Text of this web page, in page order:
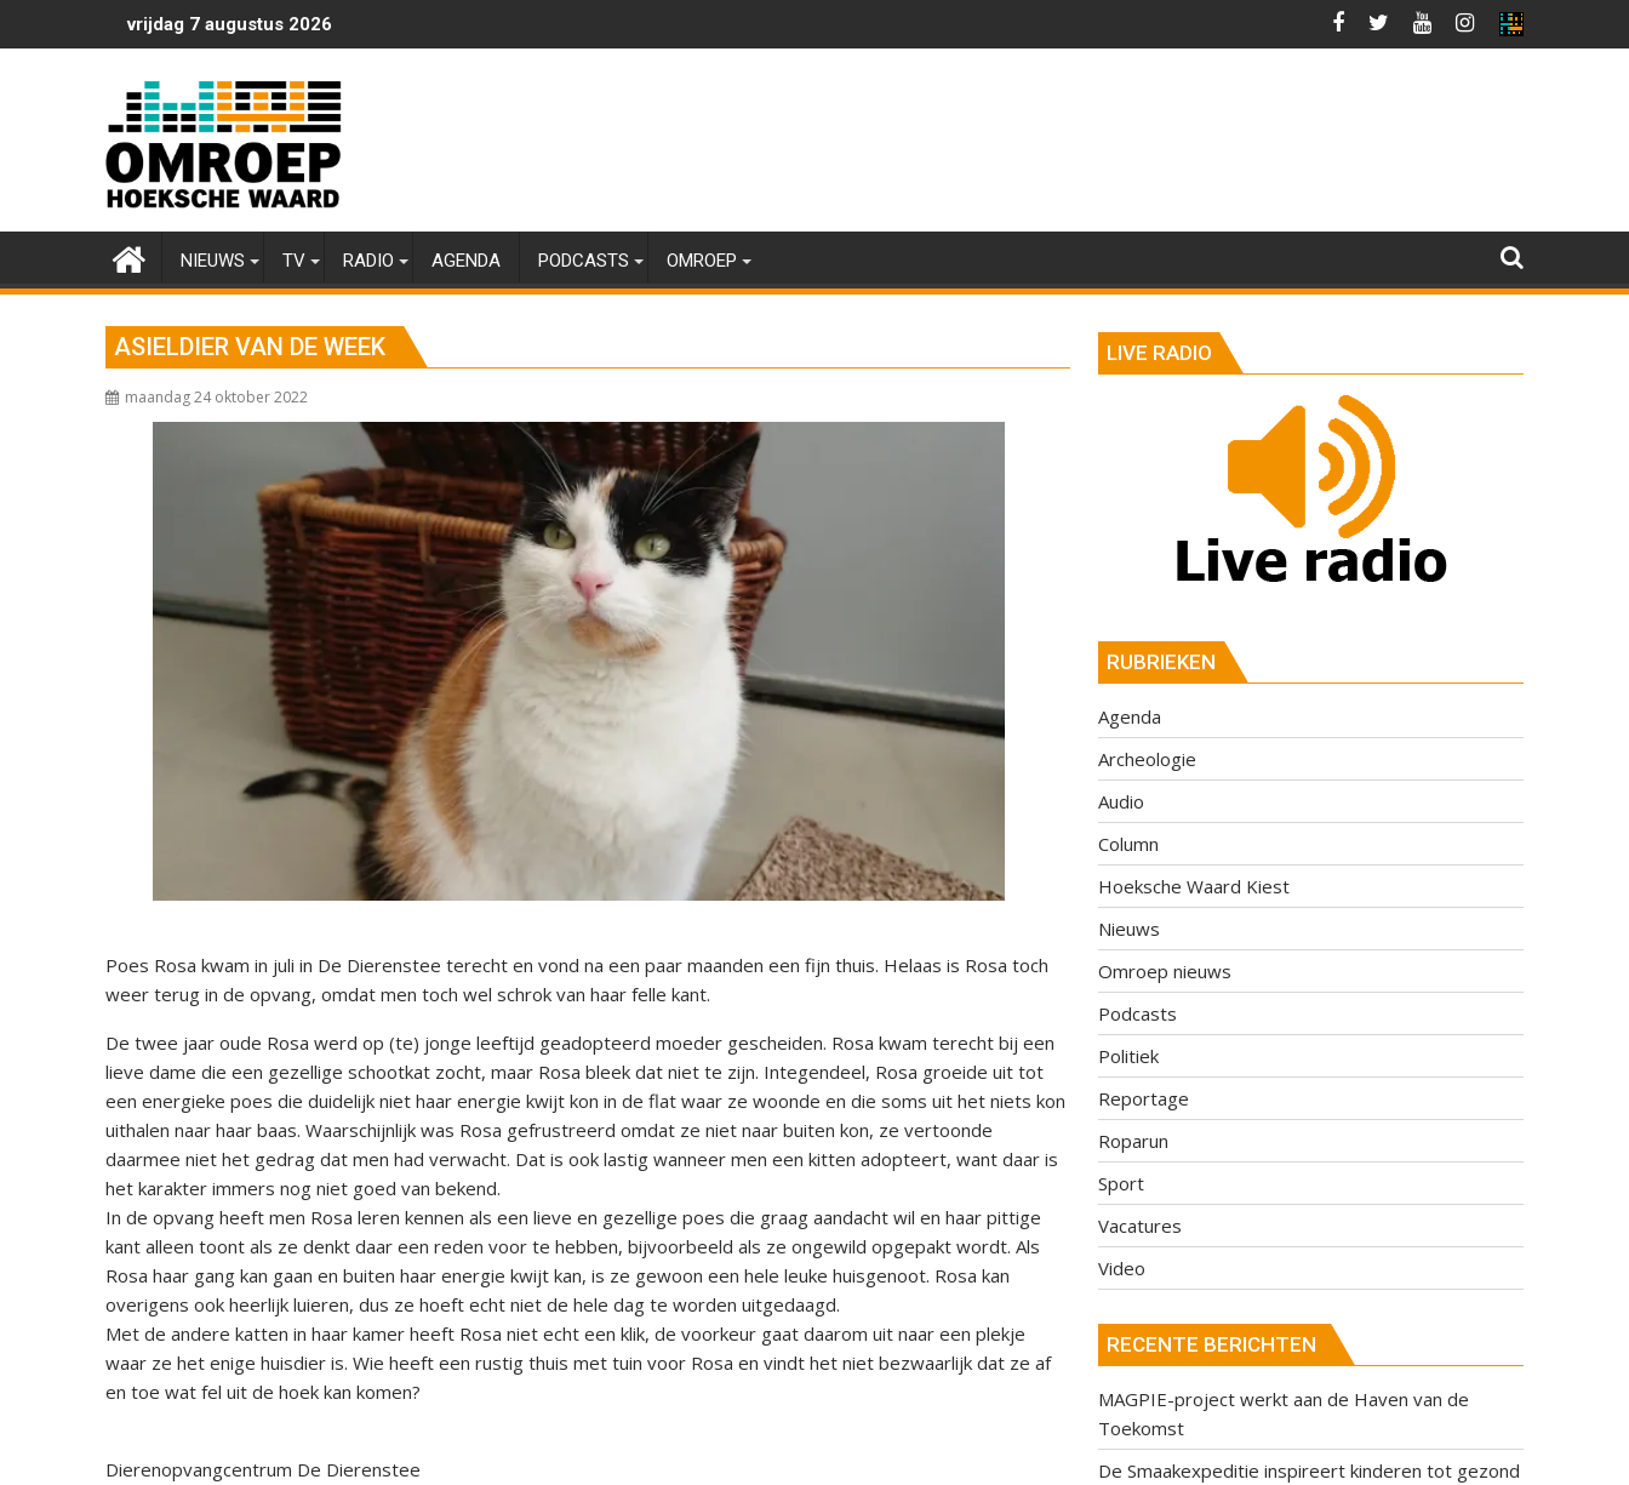
naar
vrijdag 7 augustus 2026
NIEUWS TV RADIO AGENDA PODCASTS OMROEP
ASIELDIER VAN DE WEEK
maandag 24 oktober 2022
Poes Rosa kwam in juli in De Dierenstee terecht en vond na een paar maanden een fijn thuis. Helaas is Rosa toch
weer terug in de opvang, omdat men toch wel schrok van haar felle kant.
De twee jaar oude Rosa werd op (te) jonge leeftijd geadopteerd moeder gescheiden. Rosa kwam terecht bij een
lieve dame die een gezellige schootkat zocht, maar Rosa bleek dat niet te zijn. Integendeel, Rosa groeide uit tot
een energieke poes die duidelijk niet haar energie kwijt kon in de flat waar ze woonde en die soms uit het niets kon
uithalen naar haar baas. Waarschijnlijk was Rosa gefrustreerd omdat ze niet naar buiten kon, ze vertoonde
daarmee niet het gedrag dat men had verwacht. Dat is ook lastig wanneer men een kitten adopteert, want daar is
het karakter immers nog niet goed van bekend.
In de opvang heeft men Rosa leren kennen als een lieve en gezellige poes die graag aandacht wil en haar pittige
kant alleen toont als ze denkt daar een reden voor te hebben, bijvoorbeeld als ze ongewild opgepakt wordt. Als
Rosa haar gang kan gaan en buiten haar energie kwijt kan, is ze gewoon een hele leuke huisgenoot. Rosa kan
overigens ook heerlijk luieren, dus ze hoeft echt niet de hele dag te worden uitgedaagd.
Met de andere katten in haar kamer heeft Rosa niet echt een klik, de voorkeur gaat daarom uit naar een plekje
waar ze het enige huisdier is. Wie heeft een rustig thuis met tuin voor Rosa en vindt het niet bezwaarlijk dat ze af
en toe wat fel uit de hoek kan komen?
Dierenopvangcentrum De Dierenstee
LIVE RADIO
RUBRIEKEN
Agenda
Archeologie
Audio
Column
Hoeksche Waard Kiest
Nieuws
Omroep nieuws
Podcasts
Politiek
Reportage
Roparun
Sport
Vacatures
Video
RECENTE BERICHTEN
MAGPIE-project werkt aan de Haven van de
Toekomst
De Smaakexpeditie inspireert kinderen tot gezond